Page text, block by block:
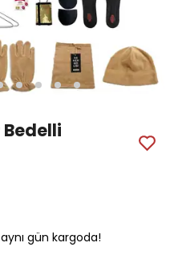
Bedelli
gün kargoda!